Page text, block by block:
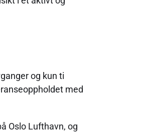
og kun ti
med
Oslo Lufthavn, og